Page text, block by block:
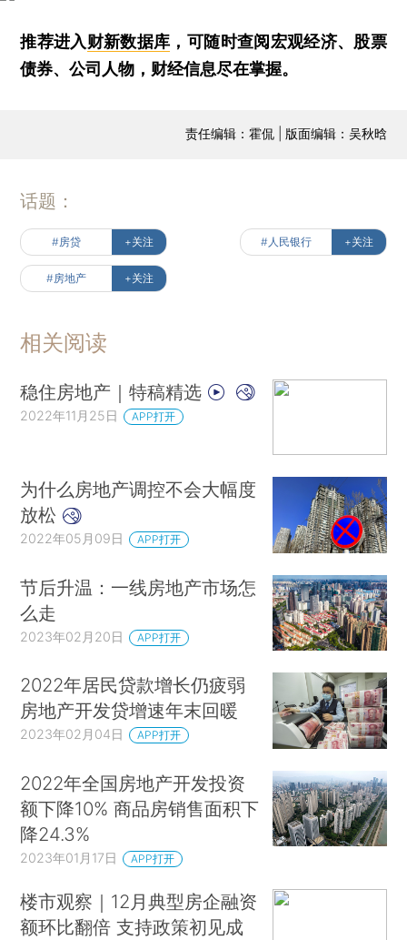
推荐进入财新数据库 ，可随时查阅宏观经济、股票
债券、公司人物，财经信息尽在掌握。
责任编辑：霍侃 | 版面编辑：吴秋晗
话题：
#房贷 +关注 #人民银行 +关注
#房地产 +关注
相关阅读
稳住房地产｜特稿精选
2022年11月25日 APP打开
为什么房地产调控不会大幅度
放松
2022年05月09日 APP打开
节后升温：一线房地产市场怎
么走
2023年02月20日 APP打开
2022年居民贷款增长仍疲弱
房地产开发贷增速年末回暖
2023年02月04日 APP打开
2022年全国房地产开发投资
额下降10% 商品房销售面积下
降24.3%
2023年01月17日 APP打开
楼市观察｜12月典型房企融资
额环比翻倍 支持政策初见成